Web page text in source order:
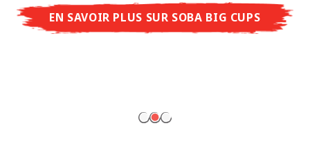
crémeux et gourmand avec Tonkotsu. Le goût
authentique du restaurant – à savourer chez
EN SAVOIR PLUS SUR SOBA BIG CUPS
DÉTAILS